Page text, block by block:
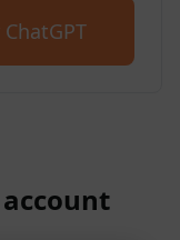
account